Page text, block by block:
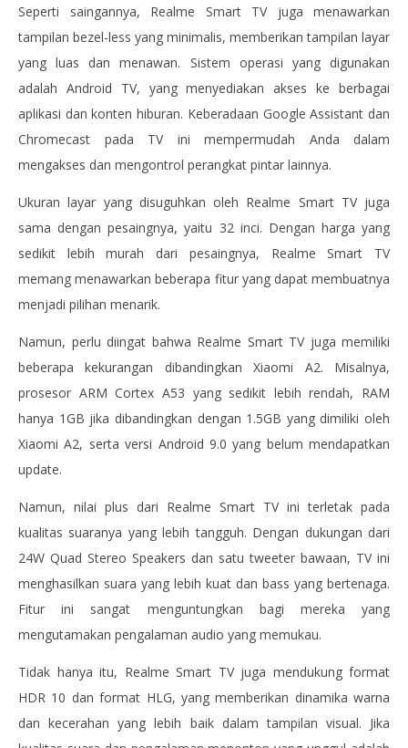
Seperti saingannya, Realme Smart TV juga menawarkan
tampilan bezel-less yang minimalis, memberikan tampilan layar
yang luas dan menawan. Sistem operasi yang digunakan
adalah Android TV, yang menyediakan akses ke berbagai
aplikasi dan konten hiburan. Keberadaan Google Assistant dan
Chromecast pada TV ini mempermudah Anda dalam
mengakses dan mengontrol perangkat pintar lainnya.
Ukuran layar yang disuguhkan oleh Realme Smart TV juga
sama dengan pesaingnya, yaitu 32 inci. Dengan harga yang
sedikit lebih murah dari pesaingnya, Realme Smart TV
memang menawarkan beberapa fitur yang dapat membuatnya
menjadi pilihan menarik.
Namun, perlu diingat bahwa Realme Smart TV juga memiliki
beberapa kekurangan dibandingkan Xiaomi A2. Misalnya,
prosesor ARM Cortex A53 yang sedikit lebih rendah, RAM
hanya 1GB jika dibandingkan dengan 1.5GB yang dimiliki oleh
Xiaomi A2, serta versi Android 9.0 yang belum mendapatkan
update.
Namun, nilai plus dari Realme Smart TV ini terletak pada
kualitas suaranya yang lebih tangguh. Dengan dukungan dari
24W Quad Stereo Speakers dan satu tweeter bawaan, TV ini
menghasilkan suara yang lebih kuat dan bass yang bertenaga.
Fitur ini sangat menguntungkan bagi mereka yang
mengutamakan pengalaman audio yang memukau.
Tidak hanya itu, Realme Smart TV juga mendukung format
HDR 10 dan format HLG, yang memberikan dinamika warna
dan kecerahan yang lebih baik dalam tampilan visual. Jika